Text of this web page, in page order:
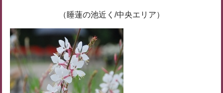
（睡蓮の池近く/中央エリア）